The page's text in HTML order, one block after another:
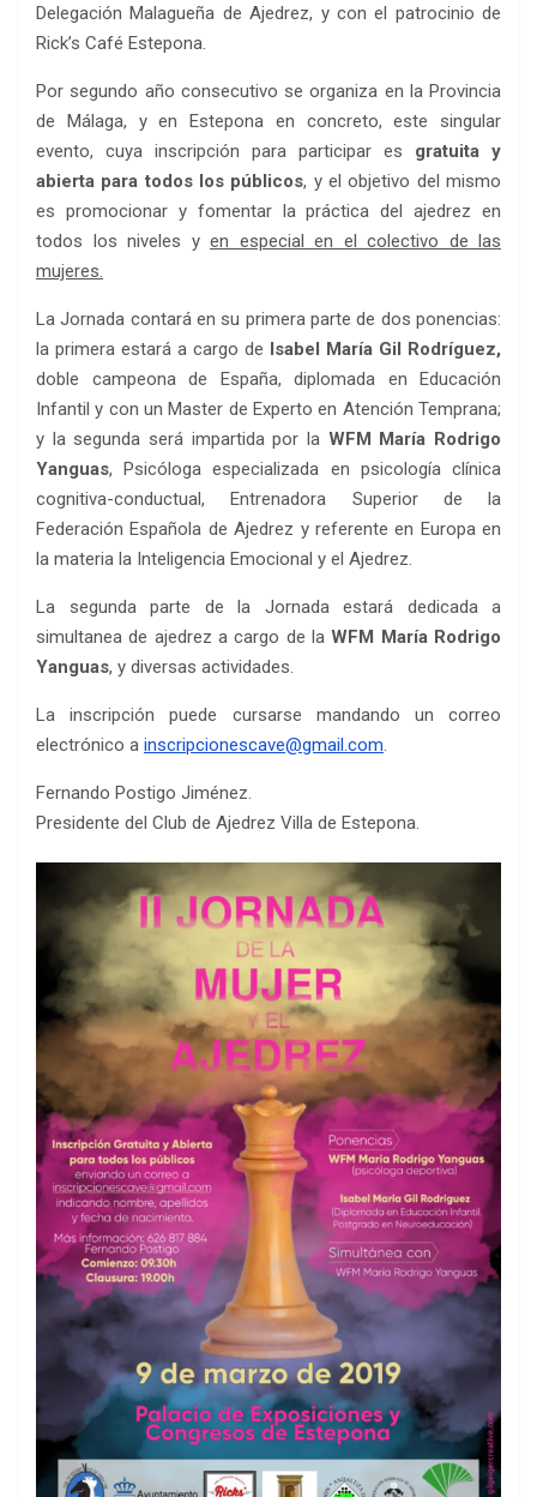
Delegación Malagueña de Ajedrez, y con el patrocinio de
Rick’s Café Estepona.
Por segundo año consecutivo se organiza en la Provincia
de Málaga, y en Estepona en concreto, este singular
evento, cuya inscripción para participar es gratuita y
abierta para todos los públicos, y el objetivo del mismo
es promocionar y fomentar la práctica del ajedrez en
todos los niveles y en especial en el colectivo de las
mujeres.
La Jornada contará en su primera parte de dos ponencias:
la primera estará a cargo de Isabel María Gil Rodríguez,
doble campeona de España, diplomada en Educación
Infantil y con un Master de Experto en Atención Temprana;
y la segunda será impartida por la WFM María Rodrigo
Yanguas, Psicóloga especializada en psicología clínica
cognitiva-conductual, Entrenadora Superior de la
Federación Española de Ajedrez y referente en Europa en
la materia la Inteligencia Emocional y el Ajedrez.
La segunda parte de la Jornada estará dedicada a
simultanea de ajedrez a cargo de laWFM María Rodrigo
Yanguas, y diversas actividades.
La inscripción puede cursarse mandando un correo
electrónico a inscripcionescave@gmail.com.
Fernando Postigo Jiménez.
Presidente del Club de Ajedrez Villa de Estepona.